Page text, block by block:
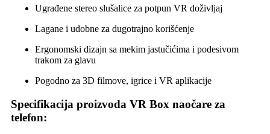
Ugrađene stereo slušalice za potpun VR doživljaj
Lagane i udobne za dugotrajno korišćenje
Ergonomski dizajn sa mekim jastučićima i podesivom
trakom za glavu
Pogodno za 3D filmove, igrice i VR aplikacije
Specifikacija proizvoda VR Box naočare za
telefon: